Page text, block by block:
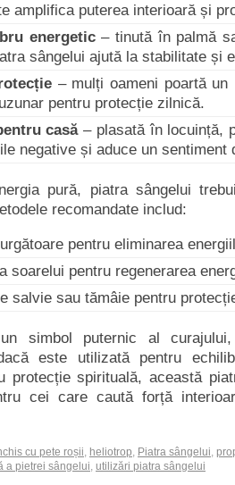
amplifica puterea interioară și
energetic–tinută în palmă
sângelui ajută la stabilitate și
– mulți oameni poartă
pentru protecție zilnică.
casă– plasată în locuință,
negative și aduce un sentiment
pură, piatra sângelui
recomandate includ:
pentru eliminarea
soarelui pentru regenerarea
salvie sau tămâie pentru
simbol puternic al
este utilizată pentru
protecție spirituală, această
cei care caută forță
cu pete roșii, heliotrop, Piatra sângelui,
a pietrei sângelui, utilizări piatra sângelui